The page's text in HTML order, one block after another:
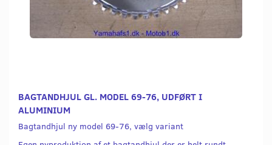
BAGTANDHJUL GL. MODEL 69-76, UDFØRT I
ALUMINIUM
Bagtandhjul ny model 69-76, vælg variant